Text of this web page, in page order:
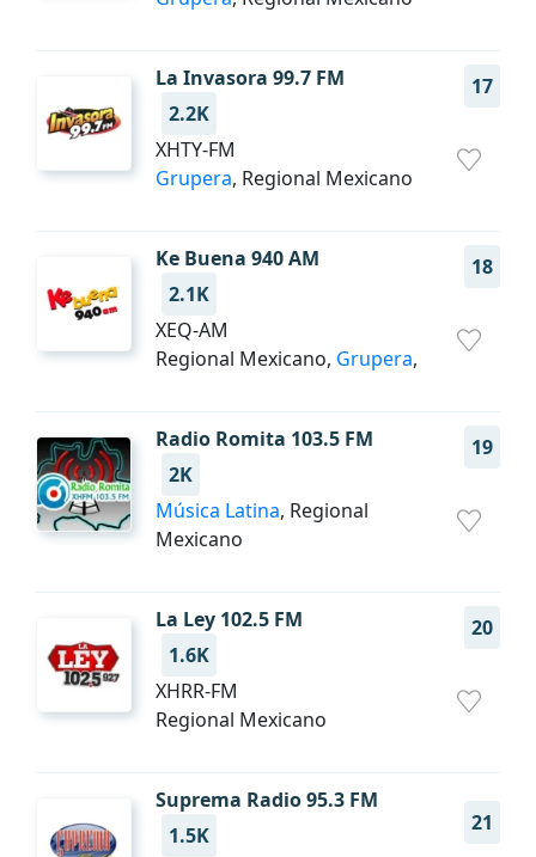
La Invasora 99.7 FM
17
2.2K
XHTY-FM
Grupera, Regional Mexicano
Ke Buena 940 AM
18
2.1K
XEQ-AM
Regional Mexicano, Grupera,
Radio Romita 103.5 FM
19
2K
Música Latina, Regional
Mexicano
La Ley 102.5 FM
20
1.6K
XHRR-FM
Regional Mexicano
Suprema Radio 95.3 FM
21
1.5K